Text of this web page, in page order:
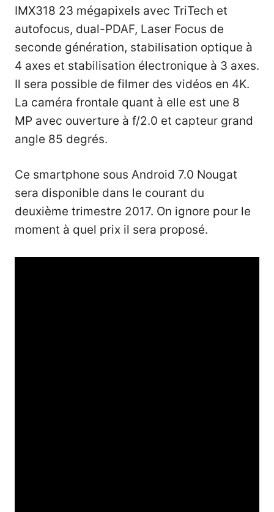
IMX318 23 mégapixels avec TriTech et
autofocus, dual-PDAF, Laser Focus de
seconde génération, stabilisation optique à
4 axes et stabilisation électronique à 3 axes.
Il sera possible de filmer des vidéos en 4K.
La caméra frontale quant à elle est une 8
MP avec ouverture à f/2.0 et capteur grand
angle 85 degrés.
Ce smartphone sous Android 7.0 Nougat
sera disponible dans le courant du
deuxième trimestre 2017. On ignore pour le
moment à quel prix il sera proposé.